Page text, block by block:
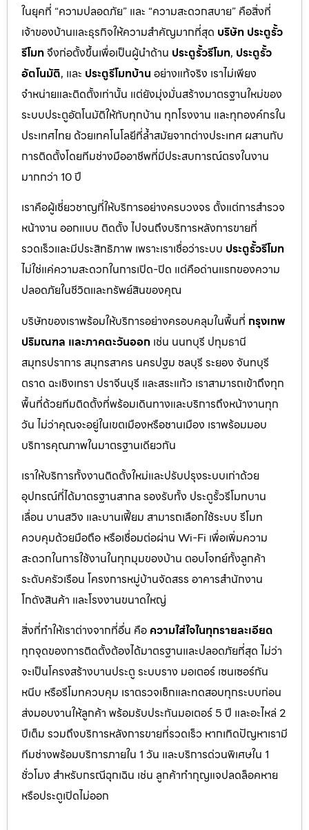
ในยุคที่ “ความปลอดภัย” และ “ความสะดวกสบาย” คือสิ่งที่
เจ้าของบ้านและธุรกิจให้ความสำคัญมากที่สุด บริษัท ประตูรั้ว
รีโมทจึงก่อตั้งขึ้นเพื่อเป็นผู้นำด้าน ประตูรั้วรีโมท, ประตูรั้ว
อัตโนมัติ, และ ประตูรีโมทบ้าน อย่างแท้จริง เราไม่เพียง
จำหน่ายและติดตั้งเท่านั้น แต่ยังมุ่งมั่นสร้างมาตรฐานใหม่ของ
ระบบประตูอัตโนมัติให้กับทุกบ้าน ทุกโรงงาน และทุกองค์กรใน
ประเทศไทย ด้วยเทคโนโลยีที่ล้ำสมัยจากต่างประเทศ ผสานกับ
การติดตั้งโดยทีมช่างมืออาชีพที่มีประสบการณ์ตรงในงาน
มากกว่า 10 ปี
เราคือผู้เชี่ยวชาญที่ให้บริการอย่างครบวงจร ตั้งแต่การสำรวจ
หน้างาน ออกแบบ ติดตั้ง ไปจนถึงบริการหลังการขายที่
รวดเร็วและมีประสิทธิภาพ เพราะเราเชื่อว่าระบบ ประตูรั้วรีโมท
ไม่ใช่แค่ความสะดวกในการเปิด-ปิด แต่คือด่านแรกของความ
ปลอดภัยในชีวิตและทรัพย์สินของคุณ
บริษัทของเราพร้อมให้บริการอย่างครอบคลุมในพื้นที่ กรุงเทพ
ปริมณฑล และภาคตะวันออก เช่น นนทบุรี ปทุมธานี
สมุทรปราการ สมุทรสาคร นครปฐม ชลบุรี ระยอง จันทบุรี
ตราด ฉะเชิงเทรา ปราจีนบุรี และสระแก้ว เราสามารถเข้าถึงทุก
พื้นที่ด้วยทีมติดตั้งที่พร้อมเดินทางและบริการถึงหน้างานทุก
วัน ไม่ว่าคุณจะอยู่ในเขตเมืองหรือชานเมือง เราพร้อมมอบ
บริการคุณภาพในมาตรฐานเดียวกัน
เราให้บริการทั้งงานติดตั้งใหม่และปรับปรุงระบบเก่าด้วย
อุปกรณ์ที่ได้มาตรฐานสากล รองรับทั้ง ประตูรั้วรีโมทบาน
เลื่อน บานสวิง และบานเฟี้ยม สามารถเลือกใช้ระบบ รีโมท
ควบคุมด้วยมือถือ หรือเชื่อมต่อผ่าน Wi-Fi เพื่อเพิ่มความ
สะดวกในการใช้งานในทุกมุมของบ้าน ตอบโจทย์ทั้งลูกค้า
ระดับครัวเรือน โครงการหมู่บ้านจัดสรร อาคารสำนักงาน
โกดังสินค้า และโรงงานขนาดใหญ่
สิ่งที่ทำให้เราต่างจากที่อื่น คือ ความใส่ใจในทุกรายละเอียด
ทุกจุดของการติดตั้งต้องได้มาตรฐานและปลอดภัยที่สุด ไม่ว่า
จะเป็นโครงสร้างบานประตู ระบบราง มอเตอร์ เซนเซอร์กัน
หนีบ หรือรีโมทควบคุม เราตรวจเช็กและทดสอบทุกระบบก่อน
ส่งมอบงานให้ลูกค้า พร้อมรับประกันมอเตอร์ 5 ปี และอะไหล่ 2
ปีเต็ม รวมถึงบริการหลังการขายที่รวดเร็ว หากเกิดปัญหาเรามี
ทีมช่างพร้อมบริการภายใน 1 วัน และบริการด่วนพิเศษใน 1
ชั่วโมง สำหรับกรณีฉุกเฉิน เช่น ลูกค้าทำกุญแจปลดล็อคหาย
หรือประตูเปิดไม่ออก